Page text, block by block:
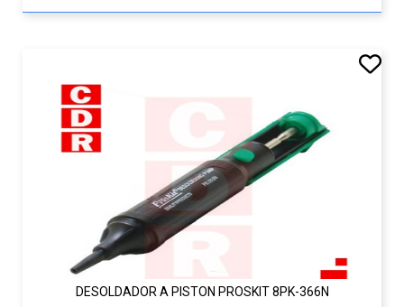
DESOLDADOR A PISTON PROSKIT 8PK-366N